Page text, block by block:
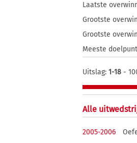
Laatste
Grootste
Grootste
Meeste
Uitslag: 1-18 -
Alle
2005-2006